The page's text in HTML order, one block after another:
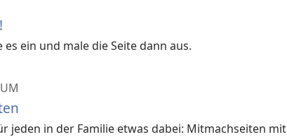
ein und male die Seite dann aus.
jeden in der Familie etwas dabei: Mitmachseiten mit